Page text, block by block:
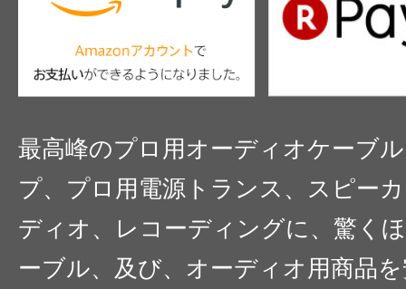
最高峰のプロ用オーディオケーブ
プ、プロ用電源トランス、スピー
ディオ、レコーディングに、驚く
ーブル、及び、オーディオ用商品